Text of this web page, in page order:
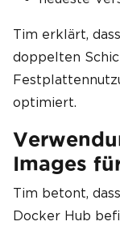
Tim erklärt,
doppelten
optimiert.
Images
Tim betont,
Docker Hub